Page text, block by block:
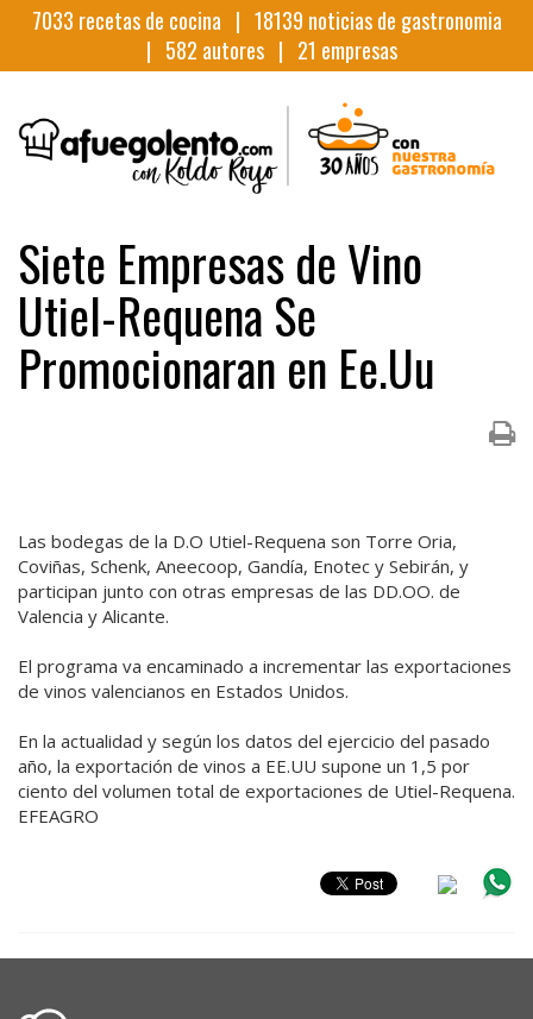
7033 recetas de cocina | 18139 noticias de gastronomia
| 582 autores | 21 empresas
Siete Empresas de Vino
Utiel-Requena Se
Promocionaran en Ee.Uu
Las bodegas de la D.O Utiel-Requena son Torre Oria,
Coviñas, Schenk, Aneecoop, Gandía, Enotec y Sebirán, y
participan junto con otras empresas de las DD.OO. de
Valencia y Alicante.
El programa va encaminado a incrementar las exportaciones
de vinos valencianos en Estados Unidos.
En la actualidad y según los datos del ejercicio del pasado
año, la exportación de vinos a EE.UU supone un 1,5 por
ciento del volumen total de exportaciones de Utiel-Requena.
EFEAGRO